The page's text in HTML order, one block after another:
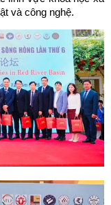
và công nghệ.